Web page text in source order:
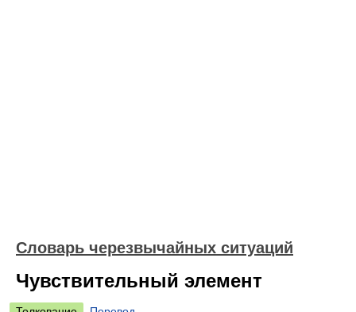
Словарь черезвычайных ситуаций
Чувствительный элемент